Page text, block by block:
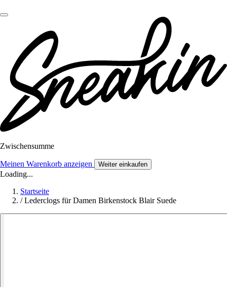
Zwischensumme
Meinen Warenkorb anzeigen Weiter einkaufen
Loading...
Startseite
/ Lederclogs für Damen Birkenstock Blair Suede